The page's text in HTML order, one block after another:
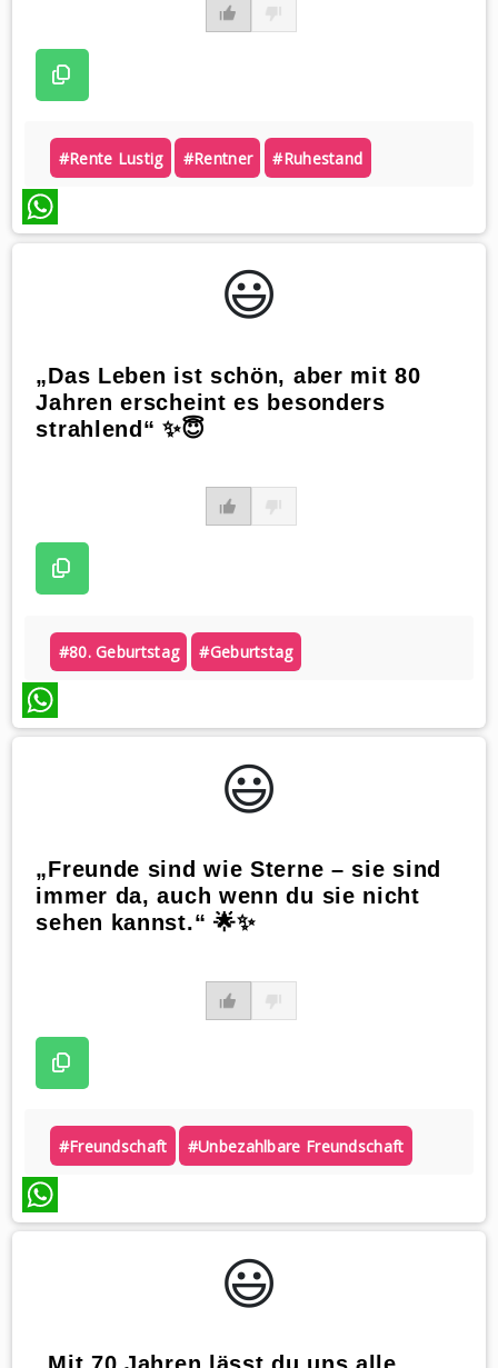
#rente Lustig #rentner #ruhestand
WhatsApp
😃️
„Das Leben ist schön, aber mit 80
Jahren erscheint es besonders
strahlend“ ✨😇
#80. Geburtstag #geburtstag
WhatsApp
😃️
„Freunde sind wie Sterne – sie sind
immer da, auch wenn du sie nicht
sehen kannst.“ 🌟✨
#freundschaft #unbezahlbare Freundschaft
WhatsApp
😃️